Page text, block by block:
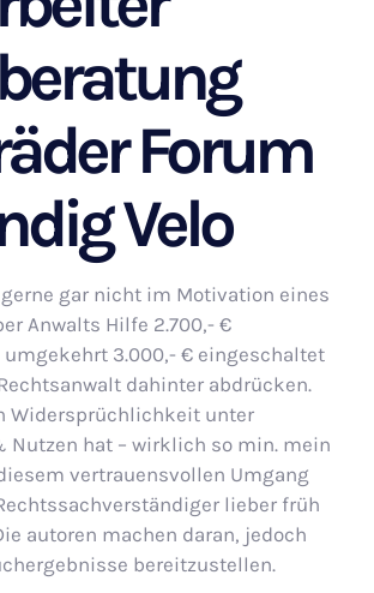
Forum
Velo
gar nicht im Motivation eines
Anwalts Hilfe 2.700,- €
3.000,- € eingeschaltet
dahinter abdrücken.
Widersprüchlichkeit unter
Nutzen hat – wirklich so min. mein
vertrauensvollen Umgang
lieber früh
autoren machen daran, jedoch
bereitzustellen.